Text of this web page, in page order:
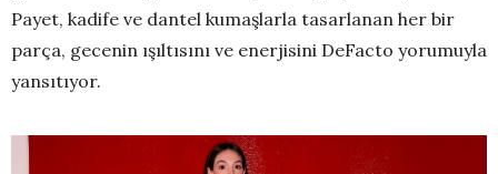
Payet, kadife ve dantel kumaşlarla tasarlanan her bir
parça, gecenin ışıltısını ve enerjisini DeFacto yorumuyla
yansıtıyor.